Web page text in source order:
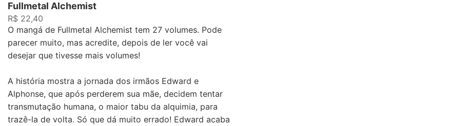
Fullmetal Alchemist
R$ 22,40
O mangá de Fullmetal Alchemist tem 27 volumes. Pode
parecer muito, mas acredite, depois de ler você vai
desejar que tivesse mais volumes!
A história mostra a jornada dos irmãos Edward e
Alphonse, que após perderem sua mãe, decidem tentar
transmutação humana, o maior tabu da alquimia, para
trazê-la de volta. Só que dá muito errado! Edward acaba